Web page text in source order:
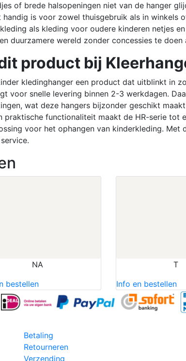
of brede halsopeningen niet van de hanger
is voor zowel thuisgebruik als in winkels
als kleding voor oudere kinderen netjes
duurzamere wereld zonder concessies te
product bij
kledinghanger een product dat uitblinkt in
voor snelle levering binnen 2-3 werkdagen.
wat deze hangers bijzonder geschikt
functionaliteit maakt de HR-serie tot
voor het ophangen van kinderkleding. Met
NA
bestellen
T
Info en bestellen
Betaling
Retourneren
Verzending